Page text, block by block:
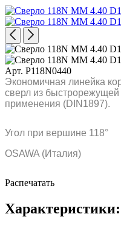
Арт. P118N0440
Экономичная линейка
сверл из
применения (DIN1897).
Угол при вершине 118°
OSAWA (Италия)
Распечатать
Характеристики: